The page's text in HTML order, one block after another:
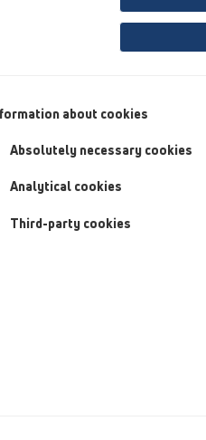
кабин/Душевые
материалы/
защита
about cookies
Absolutely necessary cookies
Analytical cookies
Third-party cookies